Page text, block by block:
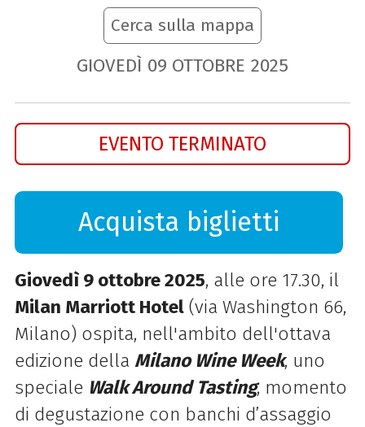
Cerca sulla mappa
GIOVEDÌ 09 OTTOBRE 2025
EVENTO TERMINATO
Acquista biglietti
Giovedì 9 ottobre 2025, alle ore 17.30, il
Milan Marriott Hotel(via Washington 66,
Milano) ospita, nell'ambito dell'ottava
edizione della Milano Wine Week, uno
speciale Walk Around Tasting, momento
di degustazione con banchi d’assaggio